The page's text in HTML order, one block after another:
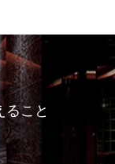
ること